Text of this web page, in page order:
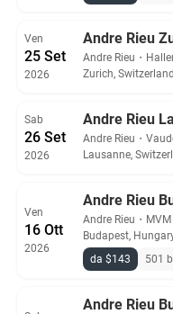
Ven
25 Set
2026
Andre Rieu
Andre Rieu ・
Zurich, Switzerland
Sab
26 Set
2026
Andre Rieu
Andre Rieu ・
Lausanne,
Ven
16 Ott
2026
Andre Rieu
Andre Rieu ・
Budapest,
da $143
501
Andre Rieu